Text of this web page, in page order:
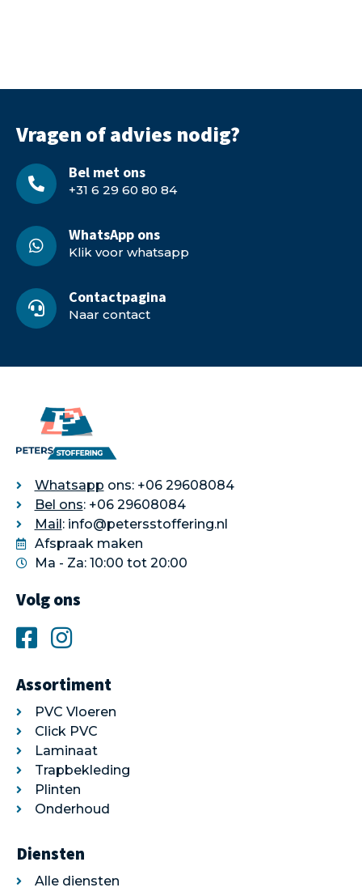
Vragen of advies nodig?
Bel met ons
+31 6 29 60 80 84
WhatsApp ons
Klik voor whatsapp
Contactpagina
Naar contact
Whatsapp ons: +06 29608084
Bel ons: +06 29608084
Mail: info@petersstoffering.nl
Afspraak maken
Ma - Za: 10:00 tot 20:00
Volg ons
Assortiment
PVC Vloeren
Click PVC
Laminaat
Trapbekleding
Plinten
Onderhoud
Diensten
Alle diensten